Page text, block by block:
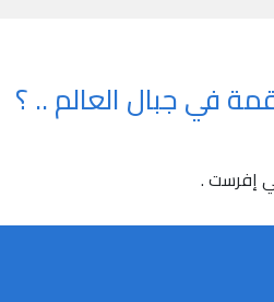
في جبال العالم .. ؟
إفرست .